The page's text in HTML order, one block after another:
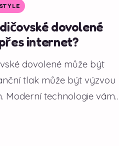
dovolené
internet?
dovolené může být
tlak může být výzvou
Moderní technologie vám